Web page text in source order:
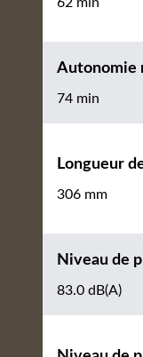
Autonomie
74 min
Longueur
306 mm
Niveau de
83.0 dB(A)